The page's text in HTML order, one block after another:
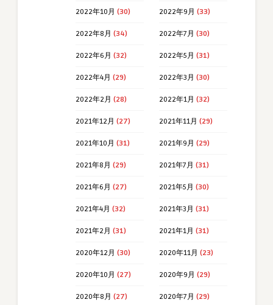
2022年10月 (30) 2022年9月 (33)
2022年8月 (34) 2022年7月 (30)
2022年6月 (32) 2022年5月 (31)
2022年4月 (29) 2022年3月 (30)
2022年2月 (28) 2022年1月 (32)
2021年12月 (27) 2021年11月 (29)
2021年10月 (31) 2021年9月 (29)
2021年8月 (29) 2021年7月 (31)
2021年6月 (27) 2021年5月 (30)
2021年4月 (32) 2021年3月 (31)
2021年2月 (31) 2021年1月 (31)
2020年12月 (30) 2020年11月 (23)
2020年10月 (27) 2020年9月 (29)
2020年8月 (27) 2020年7月 (29)